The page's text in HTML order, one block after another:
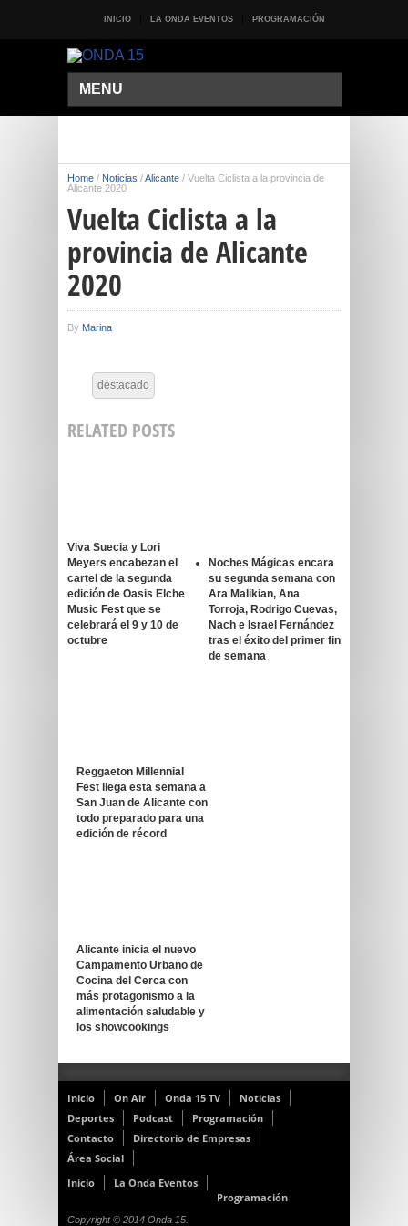
INICIO LA ONDA EVENTOS PROGRAMACIÓN
MENU
Home / Noticias /Alicante / Vuelta Ciclista a la provincia de
Alicante 2020
Vuelta Ciclista a la
provincia de Alicante
2020
By Marina
destacado
RELATED POSTS
Viva Suecia y Lori
Meyers encabezan el
cartel de la segunda
edición de Oasis Elche
Music Fest que se
celebrará el 9 y 10 de
octubre
Noches Mágicas encara
su segunda semana con
Ara Malikian, Ana
Torroja, Rodrigo Cuevas,
Nach e Israel Fernández
tras el éxito del primer fin
de semana
Reggaeton Millennial
Fest llega esta semana a
San Juan de Alicante con
todo preparado para una
edición de récord
Alicante inicia el nuevo
Campamento Urbano de
Cocina del Cerca con
más protagonismo a la
alimentación saludable y
los showcookings
Inicio On Air Onda 15 TV
Noticias
Deportes
Podcast
Programación
Contacto
Directorio de Empresas
Área Social
Inicio
La Onda Eventos
Programación
Copyright © 2014 Onda 15.